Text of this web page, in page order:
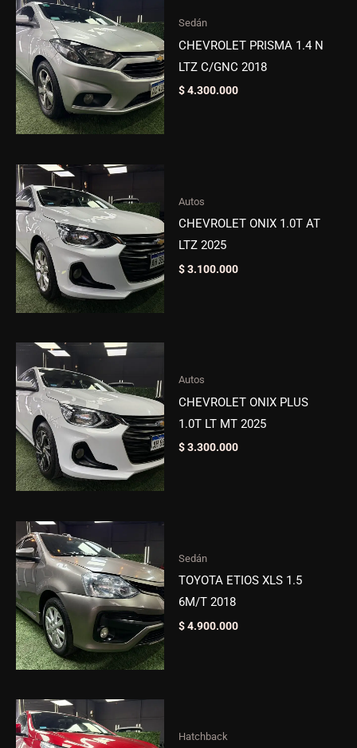
Sedán
CHEVROLET PRISMA 1.4 N
LTZ C/GNC 2018
$4.300.000
Autos
CHEVROLET ONIX 1.0T AT
LTZ 2025
$3.100.000
Autos
CHEVROLET ONIX PLUS
1.0T LT MT 2025
$3.300.000
Sedán
TOYOTA ETIOS XLS 1.5
6M/T 2018
$4.900.000
Hatchback